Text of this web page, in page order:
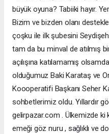
büyük oyuna? Tabiiki hayır.
Bizim ve bizden olanı
çoşku ile ilk şubesini
tam da bu minval de atılmış
açılışına katılamamış
olduğumuz Baki Karataş ve
Koooperatifi Başkanı Seher
sohbetlerimiz oldu. Yıllardır
gelirpazar.com . Ülkemizde ki
emeği göz nuru , sağlıklı ve